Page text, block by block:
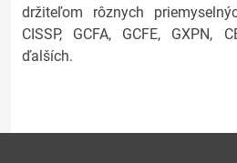
držiteľom rôznych
CISSP, GCFA, GCFE, GXPN,
ďalších.